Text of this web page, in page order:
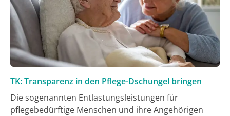
TK: Transparenz in den Pflege-Dschungel bringen
Die sogenannten Entlastungsleistungen für
pflegebedürftige Menschen und ihre Angehörigen